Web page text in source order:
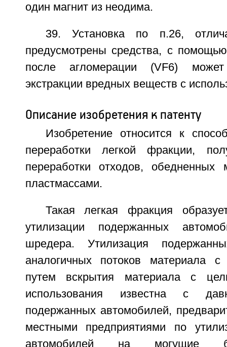
один магнит из неодима.
39. Установка по п.26,
предусмотрены средства, с
после агломерации (VF6)
экстракции вредных веществ с
Описание изобретения к патенту
Изобретение относится к
переработки легкой фракции,
переработки отходов, обедненных
пластмассами.
Такая легкая фракция
утилизации подержанных
шредера. Утилизация
аналогичных потоков материала
путем вскрытия материала с
использования известна с
подержанных автомобилей,
местными предприятиями по
автомобилей на могущие